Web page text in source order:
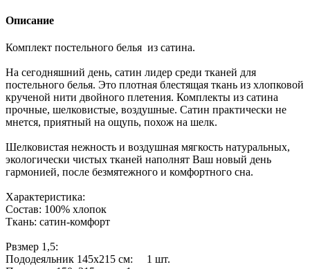
Описание
Комплект постельного белья из сатина.
На сегодняшний день, сатин лидер среди тканей для
постельного белья. Это плотная блестящая ткань из хлопковой
крученой нити двойного плетения. Комплекты из сатина
прочные, шелковистые, воздушные. Сатин практически не
мнется, приятный на ощупь, похож на шелк.
Шелковистая нежность и воздушная мягкость натуральных,
экологически чистых тканей наполнят Ваш новый день
гармонией, после безмятежного и комфортного сна.
Характеристика:
Состав: 100% хлопок
Ткань: сатин-комфорт
Рвзмер 1,5:
Пододеяльник 145х215 см: 1 шт.